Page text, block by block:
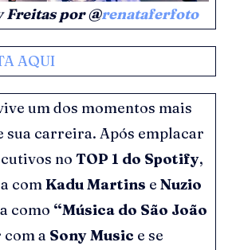
por @renataferfoto
AQUI
um dos momentos mais
sua carreira. Após emplacar
no TOP 1 do Spotify,
comKadu Martins e Nuzio
como “Música do São João
com a Sony Music e se